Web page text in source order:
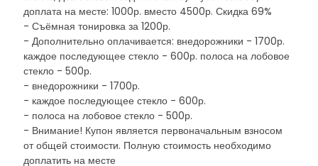
доплата на месте: 1000р. вместо 4500р. Скидка 69%
- Съёмная тонировка за 1200р.
- Дополнительно оплачивается: внедорожники - 1700р.
каждое последующее стекло - 600р. полоса на лобовое
стекло - 500р.
- внедорожники - 1700р.
- каждое последующее стекло - 600р.
- полоса на лобовое стекло - 500р.
- Внимание! Купон является первоначальным взносом
от общей стоимости. Полную стоимость необходимо
доплатить на месте